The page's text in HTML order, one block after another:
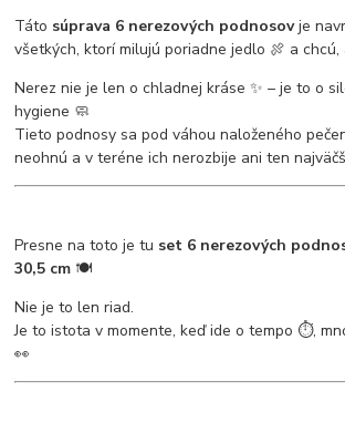
Táto súprava 6 nerezových podnosovje
všetkých, ktorí milujú poriadne jedlo 🍖 a
Nerez nie je len o chladnej kráse ✨ – je to o
hygiene 🧼
Tieto podnosy sa pod váhou naloženého
neohnú a v teréne ich nerozbije ani ten
Presne na toto je tu set 6 nerezových
30,5 cm 🍽️
Nie je to len riad.
Je to istota v momente, keď ide o tempo ⏱️,
👀